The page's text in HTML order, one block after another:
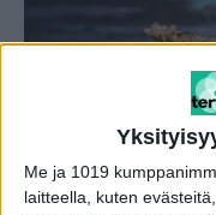
Me ja 1019
laitteella, kuten